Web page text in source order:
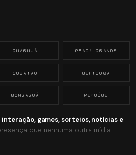
GUARUJÁ PRAIA GRANDE
CUBATÃO BERTIOGA
MONGAGUÁ PERUÍBE
interação, games, sorteios, notícias e
que nenhuma outra mídia